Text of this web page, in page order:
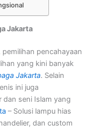
Jakarta
pencahayaan
yang kini banyak
Jakarta. Selain
ini juga
dan seni Islam yang
– Solusi lampu hias
dan custom